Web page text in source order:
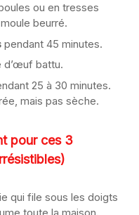
ou en tresses
beurré.
pendant 45 minutes.
d’œuf battu.
25 à 30 minutes.
mais pas sèche.
pour ces 3
qui file sous les doigts
toute la maison.